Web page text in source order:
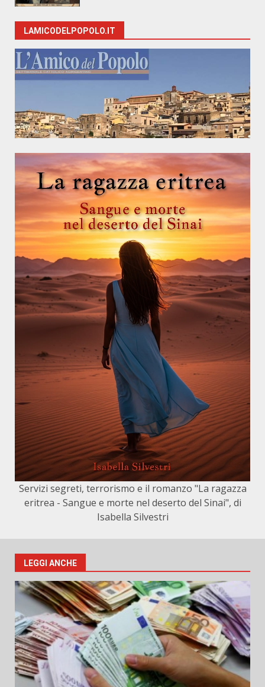
LAMICODELPOPOLO.IT
Servizi segreti, terrorismo e il romanzo "La ragazza
eritrea - Sangue e morte nel deserto del Sinai", di
Isabella Silvestri
LEGGI ANCHE